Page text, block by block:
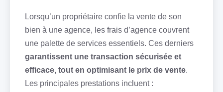
Lorsqu’un propriétaire confie la vente de son
bien à une agence, les frais d’agence couvrent
une palette de services essentiels. Ces derniers
garantissent une transaction sécurisée et
efficace, tout en optimisant le prix de vente.
Les principales prestations incluent :